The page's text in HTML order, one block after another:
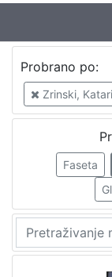
Jezik
hrvatski
cjelina
Obitelji Šubić,
2
Probrano po:
Zrinski,
Faseta